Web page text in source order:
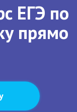
ЕГЭ по
прямо